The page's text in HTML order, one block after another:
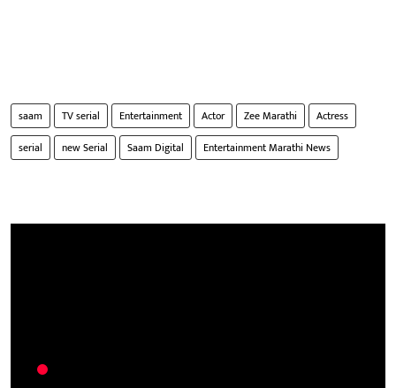
saam TV serial Entertainment Actor Zee Marathi
Actress
serial
new Serial Saam Digital Entertainment Marathi News